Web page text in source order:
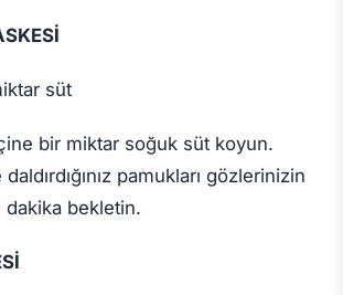
süt
bir miktar soğuk süt koyun.
daldırdığınız pamukları gözlerinizin
bekletin.